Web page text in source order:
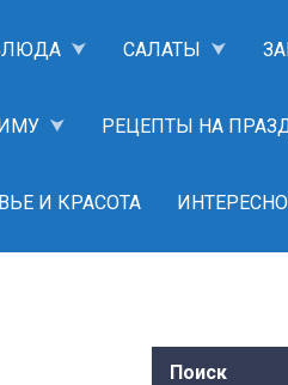
САЛАТЫ
РЕЦЕПТЫ НА
И КРАСОТА
Поиск